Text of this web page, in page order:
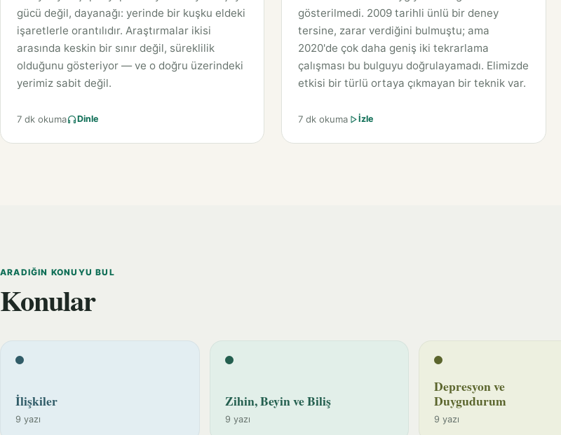
gücü değil, dayanağı: yerinde bir kuşku eldeki
işaretlerle orantılıdır. Araştırmalar ikisi
arasında keskin bir sınır değil, süreklilik
olduğunu gösteriyor — ve o doğru üzerindeki
yerimiz sabit değil.
7 dk okuma Dinle
gösterilmedi. 2009 tarihli ünlü bir deney
tersine, zarar verdiğini bulmuştu; ama
2020'de çok daha geniş iki tekrarlama
çalışması bu bulguyu doğrulayamadı. Elimizde
etkisi bir türlü ortaya çıkmayan bir teknik var.
7 dk okuma İzle
ARADIĞIN KONUYU BUL
Konular
İlişkiler
9 yazı
Zihin, Beyin ve Biliş
9 yazı
Depresyon ve
Duygudurum
9 yazı